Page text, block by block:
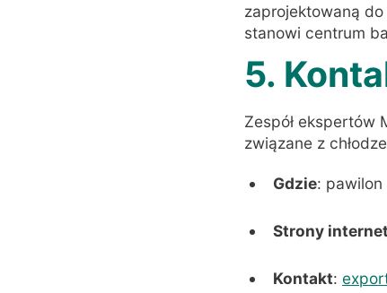
zaprojektowaną
stanowi centrum
5.
Zespół ekspertów
związane z
Gdzie:
Strony
Kontakt: